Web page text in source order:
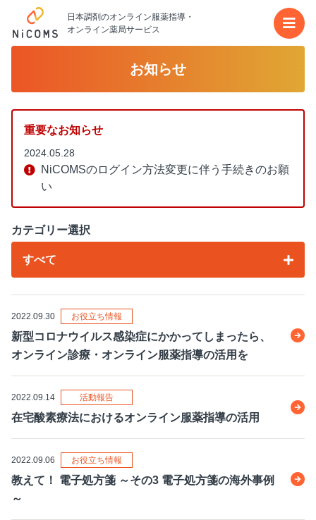
日本調剤のオンライン服薬指導・
オンライン薬局サービス
メイ
お知らせ
重要なお知らせ
2024.05.28
NiCOMSのログイン方法変更に伴う手続きのお願
い
カテゴリー選択
すべて
2022.09.30 お役立ち情報
新型コロナウイルス感染症にかかってしまったら、
オンライン診療・オンライン服薬指導の活用を
2022.09.14 活動報告
在宅酸素療法におけるオンライン服薬指導の活用
2022.09.06 お役立ち情報
教えて！ 電子処方箋 ～その3 電子処方箋の海外事例
～